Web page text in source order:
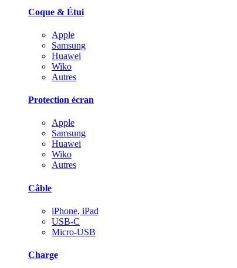
Coque & Étui
Apple
Samsung
Huawei
Wiko
Autres
Protection écran
Apple
Samsung
Huawei
Wiko
Autres
Câble
iPhone, iPad
USB-C
Micro-USB
Charge